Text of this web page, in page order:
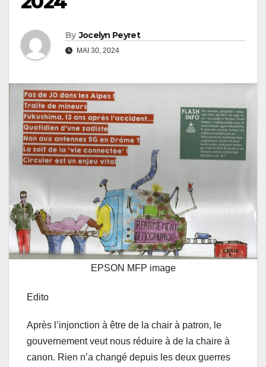
By Jocelyn Peyret
MAI 30, 2024
EPSON MFP image
Edito
Après l’injonction à être de la chair à patron, le
gouvernement veut nous réduire à de la chaire à
canon. Rien n’a changé depuis les deux guerres